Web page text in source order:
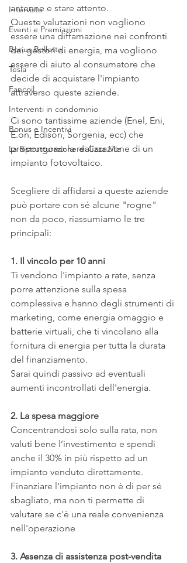
Intervista
Eventi e Premiazioni
Bonus Bollette
Tesla
Fancoil
Interventi in condominio
Bonus e Incentivi
La Ristrutturazione di Casa Mia
antenne e stare attento.
Queste valutazioni non vogliono
essere una diffamazione nei confronti
dei gestori di energia, ma vogliono
essere di aiuto al consumatore che
decide di acquistare l'impianto
attraverso queste aziende.
Ci sono tantissime aziende (Enel, Eni,
E.on, Edison, Sorgenia, ecc) che
propongono la realizzazione di un
impianto fotovoltaico.
Scegliere di affidarsi a queste aziende
può portare con sé alcune "rogne"
non da poco, riassumiamo le tre
principali:
1. Il vincolo per 10 anni
Ti vendono l'impianto a rate, senza
porre attenzione sulla spesa
complessiva e hanno degli strumenti di
marketing, come energia omaggio e
batterie virtuali, che ti vincolano alla
fornitura di energia per tutta la durata
del finanziamento.
Sarai quindi passivo ad eventuali
aumenti incontrollati dell'energia.
2. La spesa maggiore
Concentrandosi solo sulla rata, non
valuti bene l’investimento e spendi
anche il 30% in più rispetto ad un
impianto venduto direttamente.
Finanziare l'impianto non è di per sé
sbagliato, ma non ti permette di
valutare se c'è una reale convenienza
nell'operazione
3. Assenza di assistenza post-vendita